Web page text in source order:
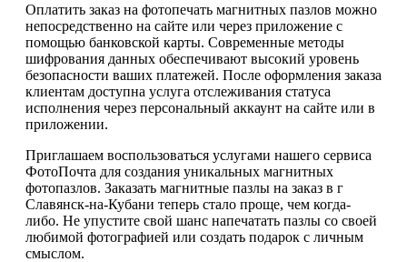
Оплатить заказ на фотопечать магнитных пазлов можно
непосредственно на сайте или через приложение с
помощью банковской карты. Современные методы
шифрования данных обеспечивают высокий уровень
безопасности ваших платежей. После оформления заказа
клиентам доступна услуга отслеживания статуса
исполнения через персональный аккаунт на сайте или в
приложении.
Приглашаем воспользоваться услугами нашего сервиса
ФотоПочта для создания уникальных магнитных
фотопазлов. Заказать магнитные пазлы на заказ в г
Славянск-на-Кубани теперь стало проще, чем когда-
либо. Не упустите свой шанс напечатать пазлы со своей
любимой фотографией или создать подарок с личным
смыслом.